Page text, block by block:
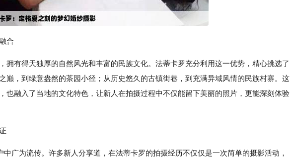
合
拥有得天独厚的自然风光和丰富的民族文化。法蒂卡罗充分利用这一优势，精心挑选了
巅，到绿意盎然的茶园小径；从历史悠久的古镇街巷，到充满异域风情的民族村寨。这
也融入了当地的文化特色，让新人在拍摄过程中不仅能留下美丽的照片，更能深刻体验
中广为流传。许多新人分享道，在法蒂卡罗的拍摄经历不仅仅是一次简单的摄影活动，